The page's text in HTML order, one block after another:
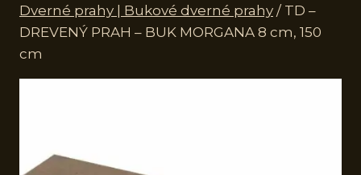
Dverné prahy | Bukové dverné prahy / TD –
DREVENÝ PRAH – BUK MORGANA 8 cm, 150
cm